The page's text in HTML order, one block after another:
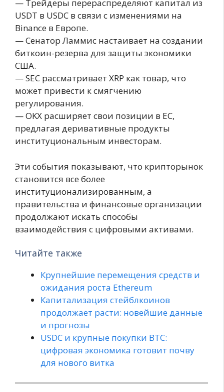
— Трейдеры перераспределяют капитал из
USDT в USDC в связи с изменениями на
Binance в Европе.
— Сенатор Ламмис настаивает на создании
биткоин-резерва для защиты экономики
США.
— SEC рассматривает XRP как товар, что
может привести к смягчению
регулирования.
— OKX расширяет свои позиции в ЕС,
предлагая деривативные продукты
институциональным инвесторам.
Эти события показывают, что крипторынок
становится все более
институционализированным, а
правительства и финансовые организации
продолжают искать способы
взаимодействия с цифровыми активами.
Читайте также
Крупнейшие перемещения средств и
ожидания роста Ethereum
Капитализация стейблкоинов
продолжает расти: новейшие данные
и прогнозы
USDC и крупные покупки BTC:
цифровая экономика готовит почву
для нового витка